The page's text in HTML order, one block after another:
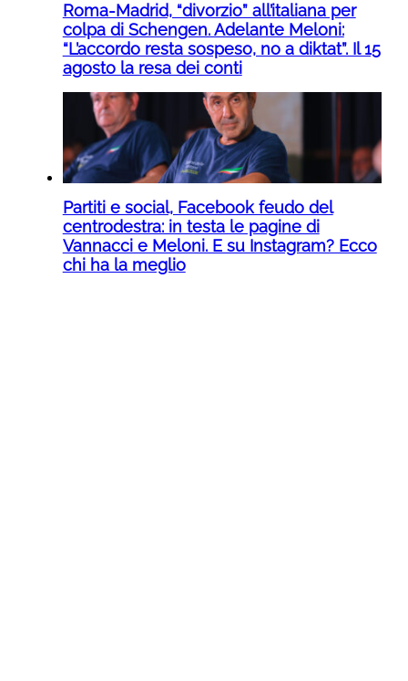
Roma-Madrid, “divorzio” all’italiana per
colpa di Schengen. Adelante Meloni:
“L’accordo resta sospeso, no a diktat”. Il 15
agosto la resa dei conti
Partiti e social, Facebook feudo del
centrodestra: in testa le pagine di
Vannacci e Meloni. E su Instagram? Ecco
chi ha la meglio